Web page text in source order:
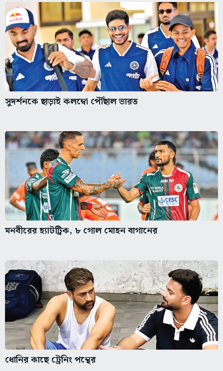
সুদর্শনকে ছাড়াই কলম্বো পৌঁছাল ভারত
মনবীরের হ্যাটট্রিক, ৮ গোল মোহন বাগানের
ধোনির কাছে ট্রেনিং পন্থের